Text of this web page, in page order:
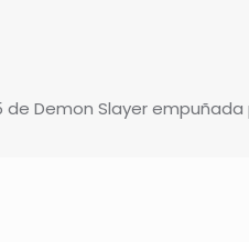
de Demon Slayer